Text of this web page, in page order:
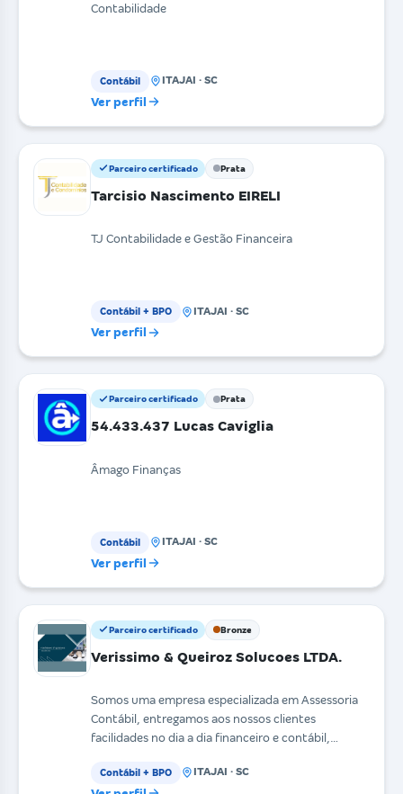
Contabilidade
Contábil ITAJAI · SC
Ver perfil
Parceiro certificado Prata
Tarcisio Nascimento EIRELI
TJ Contabilidade e Gestão Financeira
Contábil + BPO ITAJAI · SC
Ver perfil
Parceiro certificado Prata
54.433.437 Lucas Caviglia
Âmago Finanças
Contábil ITAJAI · SC
Ver perfil
Parceiro certificado Bronze
Verissimo & Queiroz Solucoes LTDA.
Somos uma empresa especializada em Assessoria
Contábil, entregamos aos nossos clientes
facilidades no dia a dia financeiro e contábil,
Contábil + BPO ITAJAI · SC